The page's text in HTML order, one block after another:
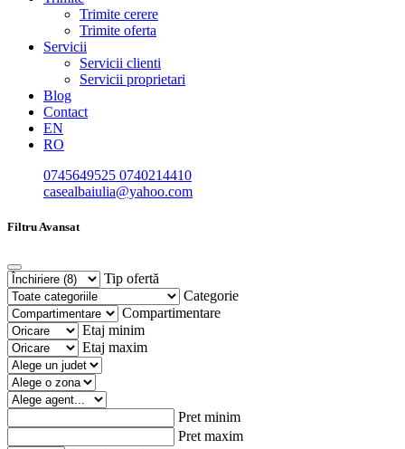
Trimite cerere
Trimite oferta
Servicii
Servicii clienti
Servicii proprietari
Blog
Contact
EN
RO
0745649525 0740214410
casealbaiulia@yahoo.com
Filtru Avansat
Tip ofertă
Categorie
Compartimentare
Etaj minim
Etaj maxim
Pret minim
Pret maxim